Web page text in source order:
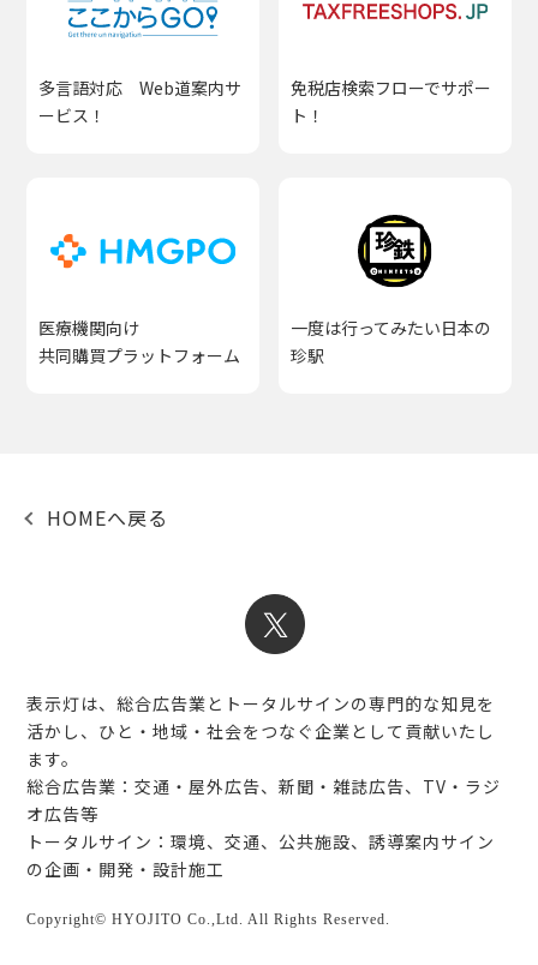
多言語対応 Web道案内サ
ービス！
免税店検索フローでサポー
ト！
医療機関向け
共同購買プラットフォーム
一度は行ってみたい日本の
珍駅
HOMEへ戻る
表示灯は、総合広告業とトータルサインの専門的な知見を
活かし、ひと・地域・社会をつなぐ企業として貢献いたし
ます。
総合広告業：交通・屋外広告、新聞・雑誌広告、TV・ラジ
オ広告等
トータルサイン：環境、交通、公共施設、誘導案内サイン
の企画・開発・設計施工
Copyright© HYOJITO Co.,Ltd. All Rights Reserved.